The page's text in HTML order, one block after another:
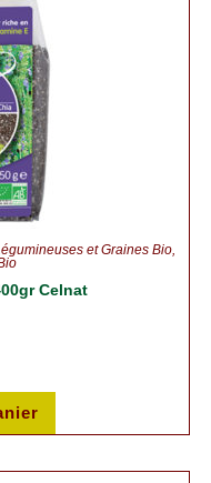
et Graines Bio,
Celnat